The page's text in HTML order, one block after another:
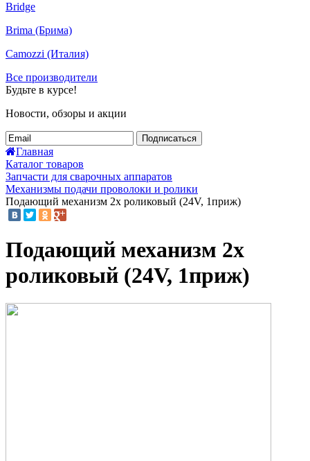
Bridge
Brima (Брима)
Camozzi (Италия)
Все производители
Будьте в курсе!
Новости, обзоры и акции
Подписаться
Главная
Каталог товаров
Запчасти для сварочных аппаратов
Механизмы подачи проволоки и ролики
Подающий механизм 2х роликовый (24V, 1приж)
Подающий механизм 2х
роликовый (24V, 1приж)